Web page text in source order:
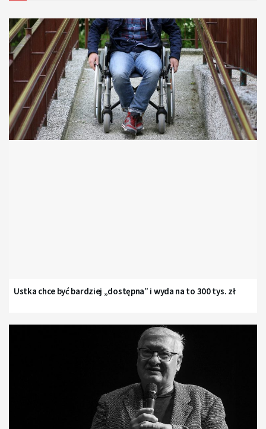
Ustka chce być bardziej „dostępna” i wyda na to 300 tys. zł